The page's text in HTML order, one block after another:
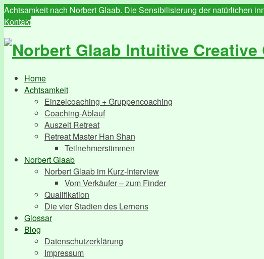
Achtsamkeit nach Norbert Glaab. Die Sensibilisierung der natürlichen
Kontakt
Home
Achtsamkeit
Einzelcoaching + Gruppencoaching
Coaching-Ablauf
Auszeit Retreat
Retreat Master Han Shan
Teilnehmerstimmen
Norbert Glaab
Norbert Glaab im Kurz-Interview
Vom Verkäufer – zum Finder
Qualifikation
Die vier Stadien des Lernens
Glossar
Blog
Datenschutzerklärung
Impressum